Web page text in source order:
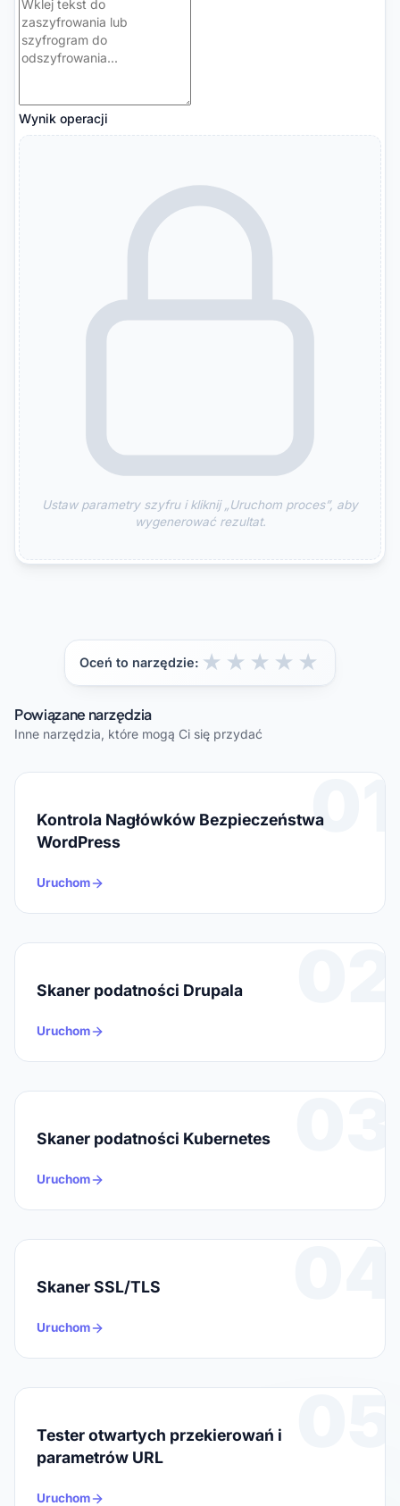
Wynik operacji
Ustaw parametry szyfru i kliknij „Uruchom proces”, aby
wygenerować rezultat.
Oceń to narzędzie: ★
★
★
★
★
Powiązane narzędzia
Inne narzędzia, które mogą Ci się przydać
01
Kontrola Nagłówków Bezpieczeństwa
WordPress
Uruchom
02
Skaner podatności Drupala
Uruchom
03
Skaner podatności Kubernetes
Uruchom
04
Skaner SSL/TLS
Uruchom
05
Tester otwartych przekierowań i
parametrów URL
Uruchom